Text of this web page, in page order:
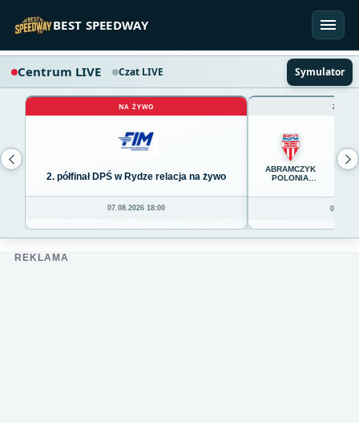
BEST SPEEDWAY
Centrum LIVE Czat LIVE Symulator
NA ŻYWO
2. półfinał DPŚ w Rydze relacja na żywo
07.08.2026 18:00
ABRAMCZYK
POLONIA
65
REKLAMA